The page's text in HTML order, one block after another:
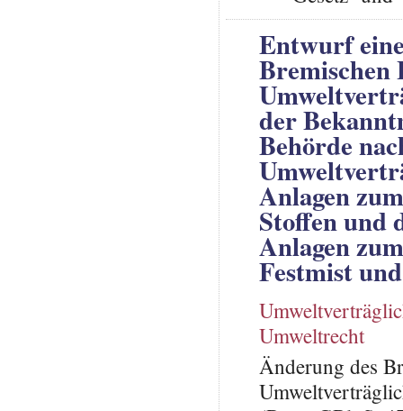
Entwurf
Bremischen
der
Behörde
Anlagen
Stoffen und
Anlagen
Festmist
Umweltrecht
Änderung des